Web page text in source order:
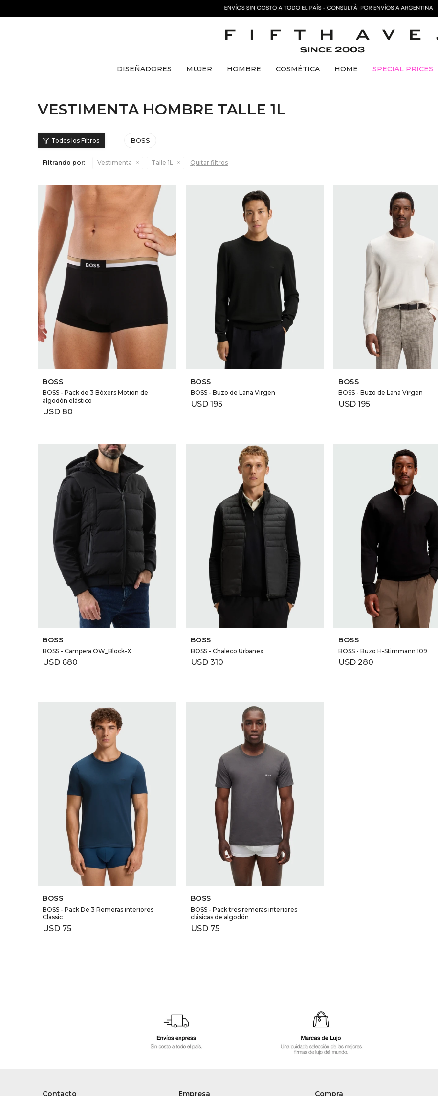
DISEÑADORES MUJER HOMBRE COSMÉTICA HOME SPECIAL PRICES
VESTIMENTA HOMBRE TALLE 1L
BOSS
Filtrando por: Vestimenta Talle 1L Quitar filtros
SELECCIONAR TALLE
BOSS
BOSS - Pack de 3 Bóxers Motion de
algodón elástico
USD 80
SELECCIONAR TALLE
BOSS
BOSS - Buzo de Lana Virgen
USD 195
SELECCIONAR TALLE
BOSS
BOSS - Buzo de Lana Virgen
USD 195
SELECCIONAR TALLE
BOSS
BOSS - Campera OW_Block-X
USD 680
BOSS
BOSS - Chaleco Urbanex
USD 310
SELECCIONAR TALLE
BOSS
BOSS - Buzo H-Stimmann 109
USD 280
SELECCIONAR TALLE
BOSS
BOSS - Pack De 3 Remeras interiores
Classic
USD 75
SELECCIONAR TALLE
BOSS
BOSS - Pack tres remeras interiores
clásicas de algodón
USD 75
Contacto Empresa Compra